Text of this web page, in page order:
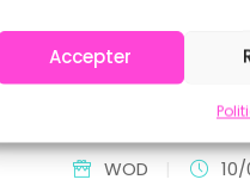
Accepter
WOD